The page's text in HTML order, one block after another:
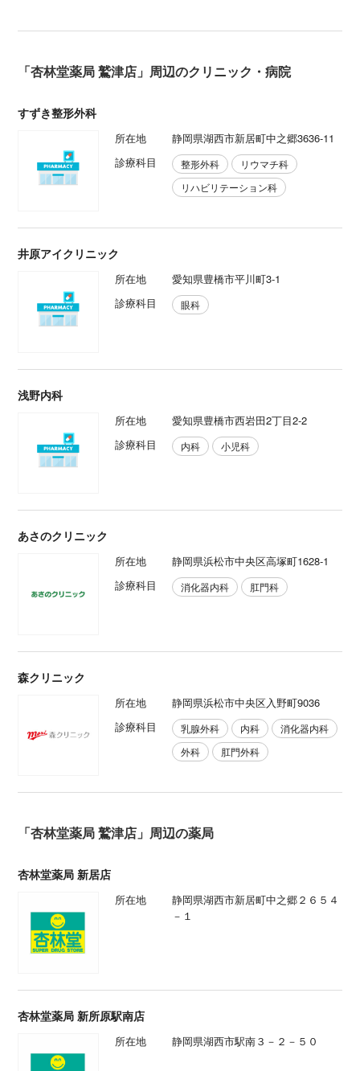
「杏林堂薬局 鷲津店」周辺のクリニック・病院
すずき整形外科
所在地
静岡県湖西市新居町中之郷3636-11
診療科目
整形外科
リウマチ科
リハビリテーション科
井原アイクリニック
所在地
愛知県豊橋市平川町3-1
診療科目
眼科
浅野内科
所在地
愛知県豊橋市西岩田2丁目2-2
診療科目
内科 小児科
あさのクリニック
所在地
静岡県浜松市中央区高塚町1628-1
診療科目
消化器内科 肛門科
森クリニック
所在地
静岡県浜松市中央区入野町9036
診療科目
乳腺外科 内科
消化器内科
外科
肛門外科
「杏林堂薬局 鷲津店」周辺の薬局
杏林堂薬局 新居店
所在地
静岡県湖西市新居町中之郷２６５４
－１
杏林堂薬局 新所原駅南店
所在地 静岡県湖西市駅南３－２－５０